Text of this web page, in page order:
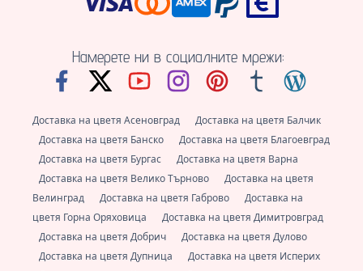
Намерете ни в социалните мрежи:
Доставка на цветя Асеновград
Доставка на цветя Балчик
Доставка на цветя Банско
Доставка на цветя Благоевград
Доставка на цветя Бургас
Доставка на цветя Варна
Доставка на цветя Велико Търново
Доставка на цветя
Велинград
Доставка на цветя Габрово
Доставка на
цветя Горна Оряховица
Доставка на цветя Димитровград
Доставка на цветя Добрич
Доставка на цветя Дулово
Доставка на цветя Дупница
Доставка на цветя Исперих